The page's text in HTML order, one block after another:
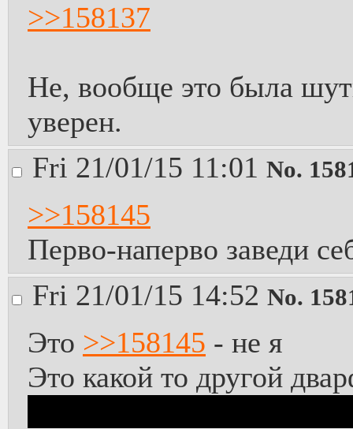
>>158137
Не, вообще это была
уверен.
Fri 21/01/15 11:01 No.
>>158145
Перво-наперво заведи
Fri 21/01/15 14:52 No.
Это >>158145 - не я
Это какой то другой